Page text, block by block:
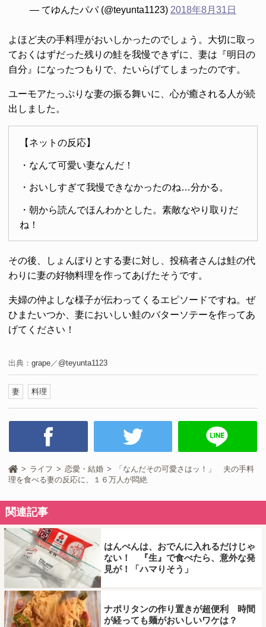
— てゆんたパパ (@teyunta1123) 2018年8月31日
よほど夫の手料理がおいしかったのでしょう。大切に取っ
ておくはずだった残りの鮭を我慢できずに、妻は『明日の
自分』になったつもりで、たいらげてしまったのです。
ユーモアたっぷりな妻の振る舞いに、心が癒される人が続
出しました。
【ネットの反応】
・なんて可愛い妻なんだ！
・おいしすぎて我慢できなかったのね…分かる。
・朝から読んでほんわかとした。素敵なやり取りだ
ね！
その後、しょんぼりとする妻に対し、投稿者さんは鮭の代
わりに妻の好物料理を作ってあげたそうです。
夫婦の仲よしな様子が伝わってくるエピソードですね。ぜ
ひまたいつか、妻においしい鮭のバターソテーを作ってあ
げてください！
出典： grape／ @teyunta1123
妻 料理
ライフ 恋愛・結婚
「なんだその可愛さはッ！」 夫の手料
理を食べる妻の反応に、１６万人が悶絶
関連記事
はんぺんは、おでんに入れるだけじゃ
ない！ 『生』で食べたら、意外な発
見が！「ハマりそう」
ナポリタンの作り置きが超便利 時間
が経っても麺がおいしいワケは？